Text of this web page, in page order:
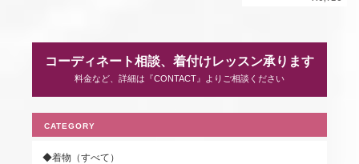
コーディネート相談、着付けレッスン承ります
料金など、詳細は『CONTACT』よりご相談ください
CATEGORY
◆着物（すべて）